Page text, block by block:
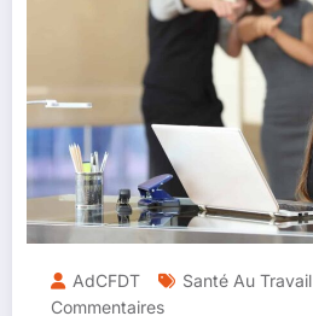
AdCFDT Santé Au Travail
Commentaires